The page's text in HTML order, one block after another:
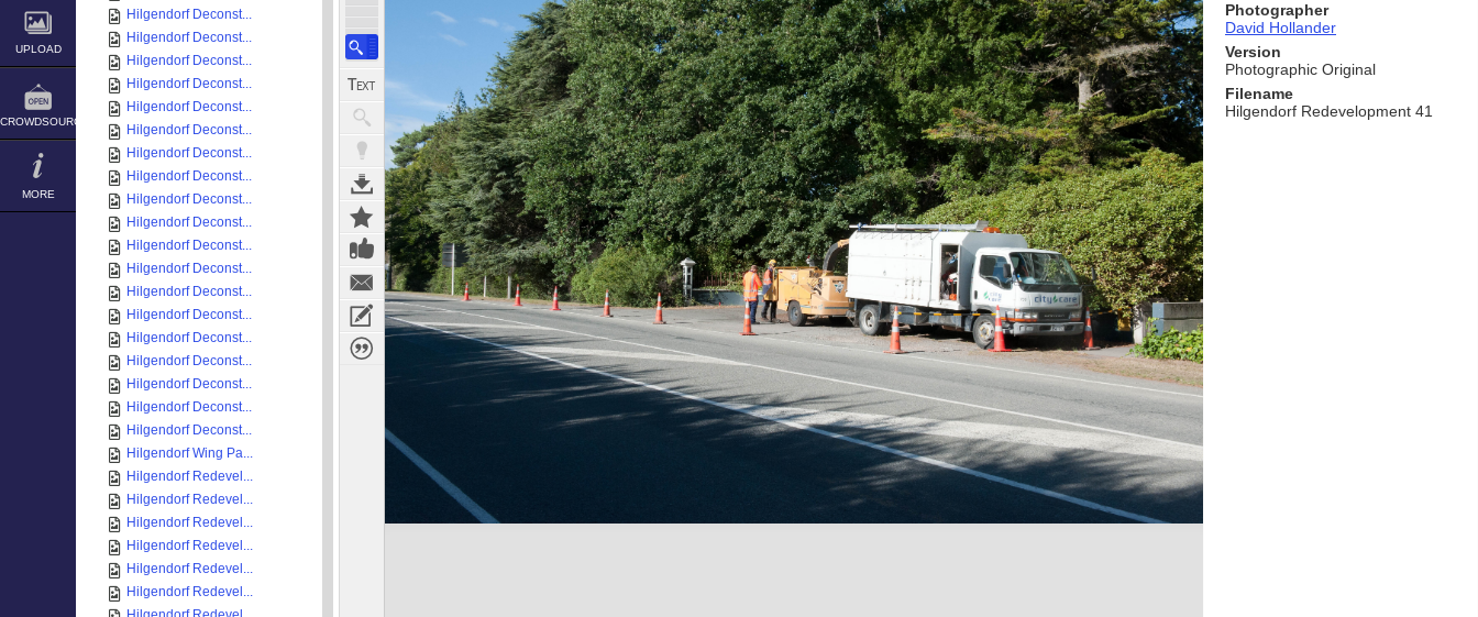
UPLOAD
CROWDSOURCE
MORE
Hilgendorf Deconst...
Hilgendorf Deconst...
Hilgendorf Deconst...
Hilgendorf Deconst...
Hilgendorf Deconst...
Hilgendorf Deconst...
Hilgendorf Deconst...
Hilgendorf Deconst...
Hilgendorf Deconst...
Hilgendorf Deconst...
Hilgendorf Deconst...
Hilgendorf Deconst...
Hilgendorf Deconst...
Hilgendorf Deconst...
Hilgendorf Deconst...
Hilgendorf Deconst...
Hilgendorf Deconst...
Hilgendorf Deconst...
Hilgendorf Deconst...
Hilgendorf Wing Pa...
Hilgendorf Redevel...
Hilgendorf Redevel...
Hilgendorf Redevel...
Hilgendorf Redevel...
Hilgendorf Redevel...
Hilgendorf Redevel...
Photographer
David Hollander
Version
Photographic Original
Filename
Hilgendorf Redevelopment 41